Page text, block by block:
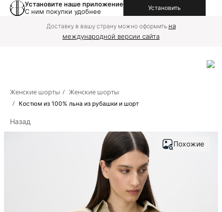
Установите наше приложение
С ним покупки удобнее
Установить
Доставку в вашу страну можно оформить на
международной версии сайта
Женские шорты / Женские шорты
/ Костюм из 100% льна из рубашки и шорт
Назад
Похожие